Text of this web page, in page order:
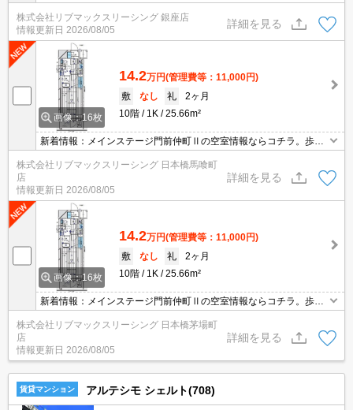
て4分の場所には深川安江クリニックがあります。セキュリティ面
は、オートロック・TVインターホンなど充実しているので安心して
生活できます。システムキッチン付きで、お料理と後片付けが手早
くできます。
株式会社リブマックスリーシング 銀座店
情報更新日 2026/08/05
詳細を見る
画像：16枚
14.2万円(管理費等：11,000円)
敷
なし 礼
2ヶ月
10階
1K 25.66m²
新着情報：メインステージ門前仲町Ⅱの空室情報ならコチラ。歩い
て4分の場所には深川安江クリニックがあります。セキュリティ面
は、オートロック・TVインターホンなど充実しているので安心して
生活できます。システムキッチン付きで、お料理と後片付けが手早
くできます。
株式会社リブマックスリーシング 日本橋馬喰町
店
情報更新日 2026/08/05
詳細を見る
画像：16枚
14.2万円(管理費等：11,000円)
敷
なし 礼
2ヶ月
10階
1K 25.66m²
新着情報：メインステージ門前仲町Ⅱの空室情報ならコチラ。歩い
て4分の場所には深川安江クリニックがあります。セキュリティ面
は、オートロック・TVインターホンなど充実しているので安心して
生活できます。システムキッチン付きで、お料理と後片付けが手早
くできます。
株式会社リブマックスリーシング 日本橋茅場町
店
情報更新日 2026/08/05
詳細を見る
賃貸マンション アルテシモ シェルト(708)